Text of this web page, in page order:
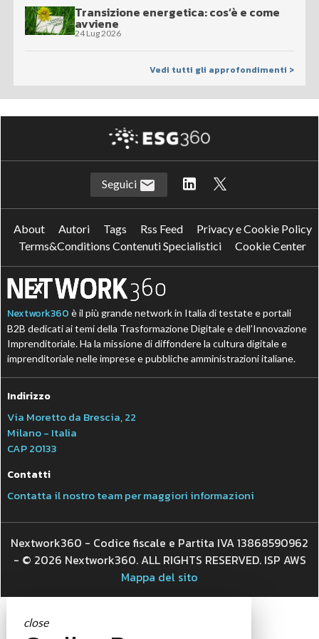
Transizione energetica: cos’è e come
avviene
24 Lug 2026
Vedi tutti gli approfondimenti >
Seguici
About Autori Tags Rss Feed
Privacy e Cookie Policy
Terms&Conditions Contenuti Specialistici
Cookie Center
Nextwork360 è il più grande network in Italia di testate e portali
B2B dedicati ai temi della Trasformazione Digitale e dell’Innovazione
Imprenditoriale. Ha la missione di diffondere la cultura digitale e
imprenditoriale nelle imprese e pubbliche amministrazioni italiane.
Indirizzo
Via Moretto da Brescia, 22
Milano - Italia
CAP 20133
Contatti
Contatta il nostro team per maggiori informazioni
Nextwork360 - Codice fiscale e Partita IVA 13868590962
- © 2026 Nextwork360. ALL RIGHTS RESERVED. ISP AWS
Mappa del sito
close